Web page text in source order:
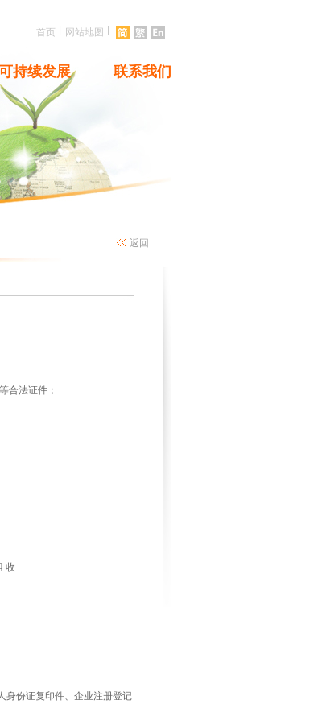
首页 网站地图
持续发展 联系我们
返回
合法证件；
收
身份证复印件、企业注册登记